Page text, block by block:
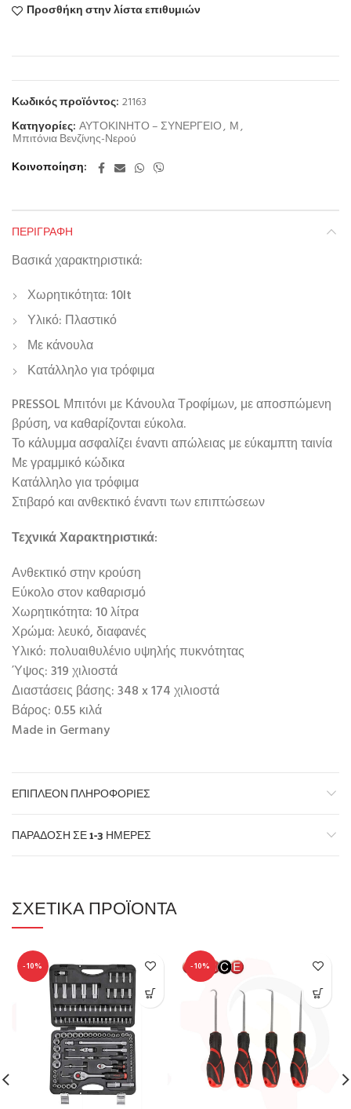
Προσθήκη στην λίστα επιθυμιών
Κωδικός προϊόντος: 21163
Κατηγορίες: ΑΥΤΟΚΙΝΗΤΟ – ΣΥΝΕΡΓΕΙΟ, Μ,
Μπιτόνια Βενζίνης-Νερού
Κοινοποίηση
ΠΕΡΙΓΡΑΦΉ
Βασικά χαρακτηριστικά:
Χωρητικότητα: 10lt
Υλικό: Πλαστικό
Με κάνουλα
Κατάλληλο για τρόφιμα
PRESSOL Μπιτόνι με Κάνουλα Τροφίμων, με αποσπώμενη
βρύση, να καθαρίζονται εύκολα.
Το κάλυμμα ασφαλίζει έναντι απώλειας με εύκαμπτη ταινία
Με γραμμικό κώδικα
Κατάλληλο για τρόφιμα
Στιβαρό και ανθεκτικό έναντι των επιπτώσεων
Τεχνικά Χαρακτηριστικά:
Ανθεκτικό στην κρούση
Εύκολο στον καθαρισμό
Χωρητικότητα: 10 λίτρα
Χρώμα: λευκό, διαφανές
Υλικό: πολυαιθυλένιο υψηλής πυκνότητας
Ύψος: 319 χιλιοστά
Διαστάσεις βάσης: 348 x 174 χιλιοστά
Βάρος: 0.55 κιλά
Made in Germany
ΕΠΙΠΛΈΟΝ ΠΛΗΡΟΦΟΡΊΕΣ
ΠΑΡΆΔΟΣΗ ΣΕ 1-3 ΗΜΈΡΕΣ
ΣΧΕΤΙΚΆ ΠΡΟΪΌΝΤΑ
-10% -10%